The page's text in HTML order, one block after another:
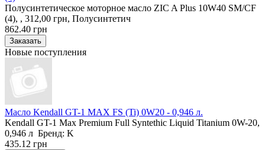
Полусинтетическое моторное масло ZIC A Plus 10W40 SM/CF
(4), , 312,00 грн, Полусинтетич
862.40 грн
Новые поступления
Масло Kendall GT-1 MAX FS (Ti) 0W20 - 0,946 л.
Kendall GT-1 Max Premium Full Syntethic Liquid Titanium 0W-20,
0,946 л Бренд: K
435.12 грн